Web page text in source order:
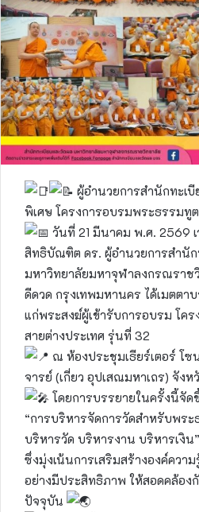
ผู้อำนวยการสำนักทะเ
พิเศษ โครงการอบรมพระธรรมทู
วันที่ 21 มีนาคม พ.ศ. 2569
สิทธิบัณฑิต ดร. ผู้อำนวยการสำนัก
มหาวิทยาลัยมหาจุฬาลงกรณราชวิ
ดีดวด กรุงเทพมหานคร ได้เมตตา
แก่พระสงฆ์ผู้เข้ารับการอบรม โค
สายต่างประเทศ รุ่นที่ 32
ณ ห้องประชุมเธียร์เตอร์ โ
จารย์ (เกี่ยว อุปเสณมหาเถร) จัง
โดยการบรรยายในครั้งนี้จัด
“การบริหารจัดการวัดสำหรับพร
บริหารวัด บริหารงาน บริหารเงิน”
ซึ่งมุ่งเน้นการเสริมสร้างองค์ควา
อย่างมีประสิทธิภาพ ให้สอดคล้อง
ปัจจุบัน